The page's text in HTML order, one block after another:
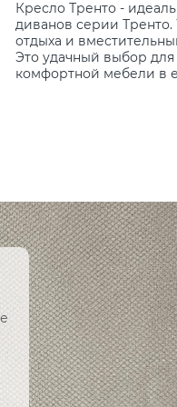
Кресло Тренто -
диванов серии
отдыха и
Это удачный выбор
комфортной мебели в